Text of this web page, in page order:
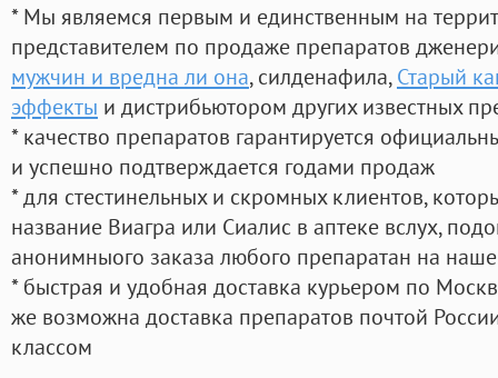
* Мы являемся первым и единственным на
представителем по продаже препаратов
мужчин и вредна ли она, силденафила, Старый
эффекты и дистрибьютором других известных
* качество препаратов гарантируется
и успешно подтверждается годами продаж
* для стестинельных и скромных клиентов,
название Виагра или Сиалис в аптеке вслух,
анонимныого заказа любого препаратан на
* быстрая и удобная доставка курьером по
же возможна доставка препаратов почтой
классом